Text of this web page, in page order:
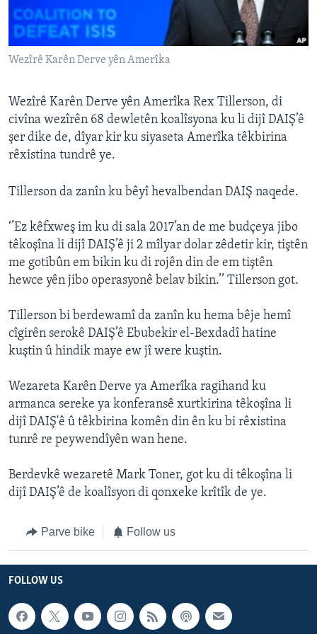
ÇAND Û HUNER
SERNIVÎS
SORANÎ
Learning English
FOLLOW US
Wezîrê Karên Derve yên Amerîka
Wezîrê Karên Derve yên Amerîka Rex Tillerson, di
civîna wezîrên 68 dewletên koalîsyona ku li dijî DAIŞ’ê
şer dike de, dîyar kir ku siyaseta Amerîka têkbirina
rêxistina tundrê ye.
Tillerson da zanîn ku bêyî hevalbendan DAIŞ naqede.
‘’Ez kêfxweş im ku di sala 2017’an de me budçeya jibo
têkoşîna li dijî DAIŞ’ê ji 2 mîlyar dolar zêdetir kir, tiştên
me gotibûn em bikin ku di rojên din de em tiştên
hewce yên jibo operasyonê belav bikin.’’ Tillerson got.
Tillerson bi berdewamî da zanîn ku hema bêje hemî
cîgirên serokê DAIŞ’ê Ebubekir el-Bexdadî hatine
kuştin û hindik maye ew jî were kuştin.
Wezareta Karên Derve ya Amerîka ragihand ku
armanca sereke ya konferansê xurtkirina têkoşîna li
dijî DAIŞ'ê û têkbirina komên din ên ku bi rêxistina
tunrê re peywendîyên wan hene.
Berdevkê wezaretê Mark Toner, got ku di têkoşîna li
dijî DAIŞ’ê de koalîsyon di qonxeke krîtîk de ye.
Parve bike Follow us
FOLLOW US